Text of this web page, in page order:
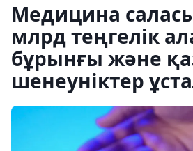
Медицина
млрд теңгелік
бұрынғы және
шенеуніктер